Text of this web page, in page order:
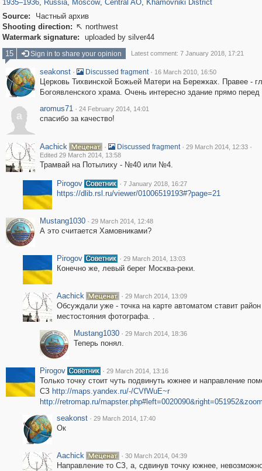
1935–1936, Russia, Moscow, Central AO, Khamovniki District
Source:
Частный архив
Shooting direction:  northwest
Watermark signature:
uploaded by silver44
15
Sign in to share your opinion Latest comment: 7 January 2018, 17:21
seakonst · Discussed fragment · 16 March 2010, 16:50
Церковь Тихвинской Божьей Матери на Бережках. Правее -
Богоявленского храма. Очень интересно здание прямо
a
aromus71 · 24 February 2014, 14:01
спасибо за качество!
Aachick · Discussed fragment · 29 March 2014, 12:33 ·
Edited 29 March 2014, 13:58
Трамвай на Потылиху - №40 или №4.
Pirogov · 7 January 2018, 16:27
https://dlib.rsl.ru/viewer/01006519193#?page=21
Mustang1030 · 29 March 2014, 12:48
А это считается Хамовниками?
Pirogov · 29 March 2014, 13:03
Конечно же, левый берег Москва-реки.
Aachick · 29 March 2014, 13:09
Обсуждали уже - точка на карте автоматом ставит район
местостояния фотографа. .
Mustang1030 · 29 March 2014, 18:36
Теперь понял.
Pirogov · 29 March 2014, 13:16
Только точку стоит чуть подвинуть южнее и направление
СЗ http://maps.yandex.ru/-/CVfWuE~r
http://retromap.ru/
seakonst · 29 March 2014, 17:40
Ок
Aachick · 30 March 2014, 04:39
Направление то СЗ, а, сдвинув точку южнее,